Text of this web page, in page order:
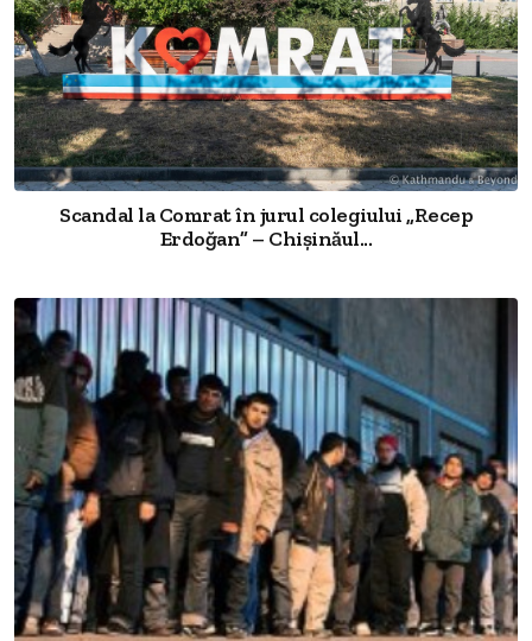
Scandal la Comrat în jurul colegiului „Recep
Erdoğan” – Chișinăul...